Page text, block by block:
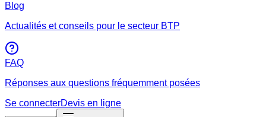
Blog
Actualités et conseils pour le secteur BTP
FAQ
Réponses aux questions fréquemment posées
Se connecterDevis en ligne